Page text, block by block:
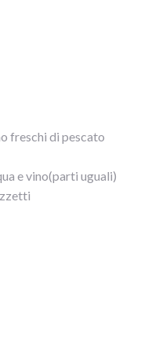
freschi di pescato
e vino(parti uguali)